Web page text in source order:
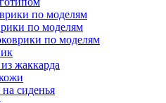
по моделям
по моделям
по моделям
жаккарда
сиденья